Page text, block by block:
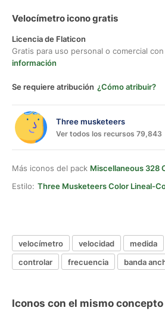
Velocímetro icono gratis
Licencia de Flaticon
Gratis para uso personal o comercial
información
Se requiere atribución ¿Cómo atribuir?
Three musketeers
Ver todos los recursos 79,843
Más iconos del pack Miscellaneous 328
Estilo: Three Musketeers Color Lineal-
velocímetro velocidad medida
controlar
frecuencia banda
Iconos con el mismo concepto